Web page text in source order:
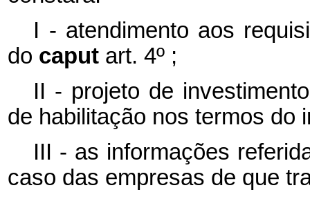
I - atendimento aos
do caput art. 4º ;
II - projeto de
de habilitação nos termos do
III - as informações
caso das empresas de que